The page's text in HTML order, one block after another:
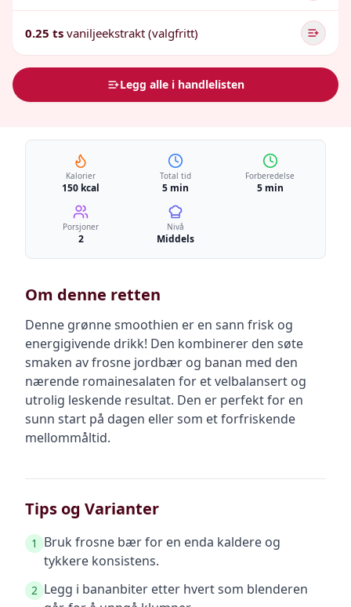
0.25 ts vaniljeekstrakt (valgfritt)
Legg alle i handlelisten
Kalorier
150 kcal
Total tid
5 min
Forberedelse
5 min
Porsjoner
2
Nivå
Middels
Om denne retten
Denne grønne smoothien er en sann frisk og
energigivende drikk! Den kombinerer den søte
smaken av frosne jordbær og banan med den
nærende romainesalaten for et velbalansert og
utrolig leskende resultat. Den er perfekt for en
sunn start på dagen eller som et forfriskende
mellommåltid.
Tips og Varianter
1
Bruk frosne bær for en enda kaldere og
tykkere konsistens.
2 Legg i bananbiter etter hvert som blenderen